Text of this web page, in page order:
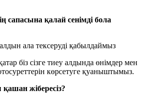
сапасына қалай сенімді бола
ала тексеруді қабылдаймыз
біз сізге тиеу алдында өнімдер мен
көрсетуге қуаныштымыз.
жібересіз?